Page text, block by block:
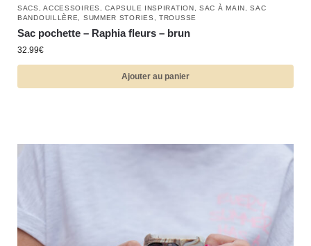
SACS ,ACCESSOIRES ,CAPSULE INSPIRATION ,SAC À MAIN ,SAC
BANDOUILLÈRE
SUMMER STORIES ,TROUSSE
Sac pochette – Raphia fleurs – brun
32.99€
Ajouter au panier